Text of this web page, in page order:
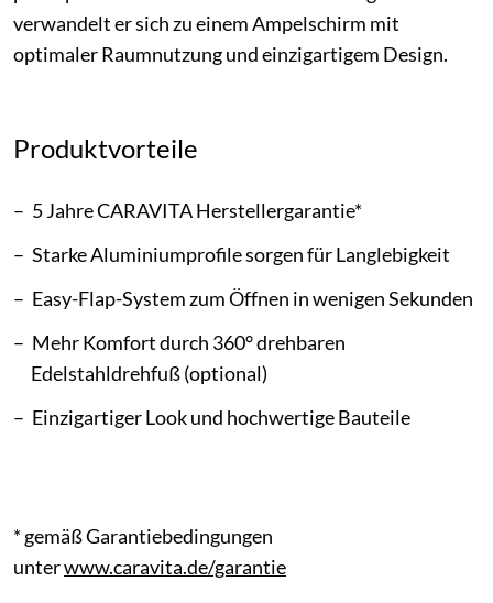
verwandelt er sich zu einem Ampelschirm mit
optimaler Raumnutzung und einzigartigem Design.
Produktvorteile
5 Jahre CARAVITA Herstellergarantie*
Starke Aluminiumprofile sorgen für Langlebigkeit
Easy-Flap-System zum Öffnen in wenigen Sekunden
Mehr Komfort durch 360° drehbaren
Edelstahldrehfuß (optional)
Einzigartiger Look und hochwertige Bauteile
* gemäß Garantiebedingungen
unterwww.caravita.de/garantie